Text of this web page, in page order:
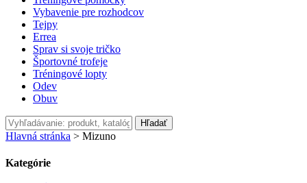
Vybavenie pre rozhodcov
Tejpy
Errea
Sprav si svoje tričko
Športovné trofeje
Tréningové lopty
Odev
Obuv
Hľadať
Hlavná stránka > Mizuno
Kategórie